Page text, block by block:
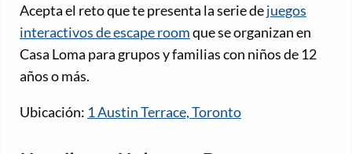
Acepta el reto que te presenta la serie dejuegos
interactivos de escape roomque se organizan en
Casa Loma para grupos y familias con niños de 12
años o más.
Ubicación: 1 Austin Terrace, Toronto